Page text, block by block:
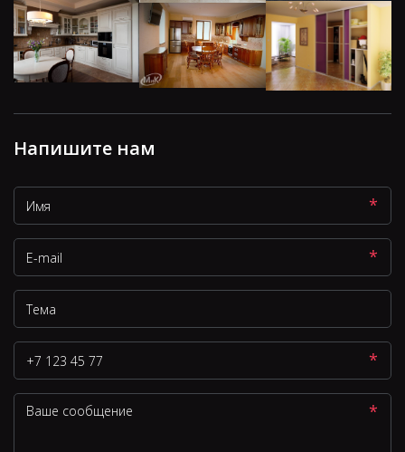
Напишите нам
*
*
*
*